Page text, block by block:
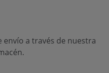
envío a través de nuestra